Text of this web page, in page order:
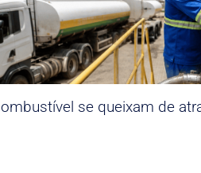
se queixam de